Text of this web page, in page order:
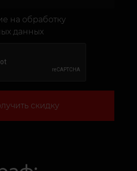
на обработку
данных
скидку